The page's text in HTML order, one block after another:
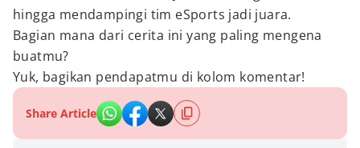
hingga mendampingi tim eSports jadi juara.
Bagian mana dari cerita ini yang paling mengena
buatmu?
Yuk, bagikan pendapatmu di kolom komentar!
Share Article